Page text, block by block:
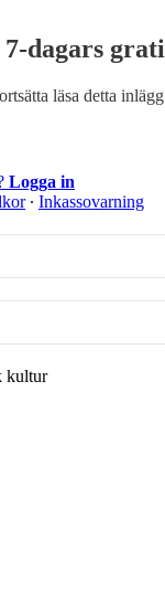
dagars
läsa detta
Logga in
∙ Inkassovarning
kultur